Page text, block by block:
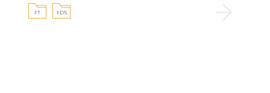
FT FDS